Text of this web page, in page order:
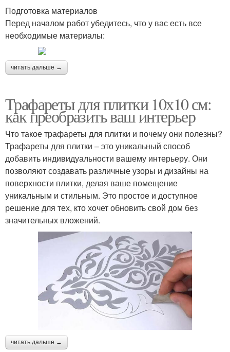
Подготовка материалов
Перед началом работ убедитесь, что у вас есть все
необходимые материалы:
читать дальше →
Трафареты для плитки 10х10 см:
как преобразить ваш интерьер
Что такое трафареты для плитки и почему они полезны?
Трафареты для плитки – это уникальный способ
добавить индивидуальности вашему интерьеру. Они
позволяют создавать различные узоры и дизайны на
поверхности плитки, делая ваше помещение
уникальным и стильным. Это простое и доступное
решение для тех, кто хочет обновить свой дом без
значительных вложений.
читать дальше →